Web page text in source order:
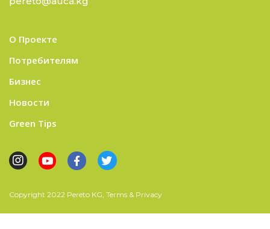
О Проекте
Потребителям
Бизнес
Новости
Green Tips
Copyright 2022 Pereto KG, Terms & Privacy